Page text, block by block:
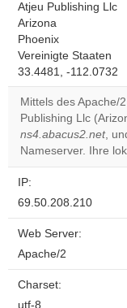
Atjeu Publishing Llc
Arizona
Phoenix
Vereinigte Staaten
33.4481, -112.0732
Mittels des Apache/
Publishing Llc
ns4.abacus2.net,
Nameserver. Ihre
IP:
69.50.208.210
Web Server:
Apache/2
Charset:
utf-8